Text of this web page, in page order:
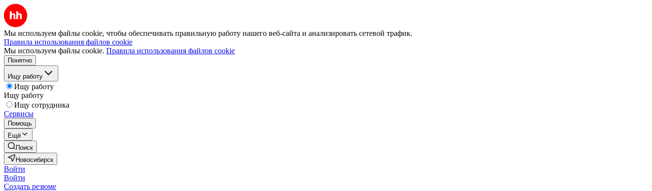
Мы используем файлы cookie, чтобы обеспечивать правильную работу нашего веб-сайта и анализировать сетевой трафик.
Правила использования файлов cookie
Мы используем файлы cookie. Правила использования файлов cookie
Понятно
Ищу работу
Ищу работу
Ищу работу
Ищу сотрудника
Сервисы
Помощь
Ещё
Поиск
Новосибирск
Войти
Войти
Создать резюме